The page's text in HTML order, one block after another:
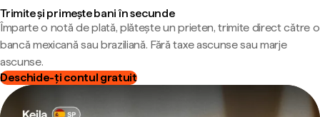
Trimite și primește bani în secunde
Împarte o notă de plată, plătește un prieten, trimite direct către o
bancă mexicană sau braziliană. Fără taxe ascunse sau marje
ascunse.
Deschide-ți contul gratuit